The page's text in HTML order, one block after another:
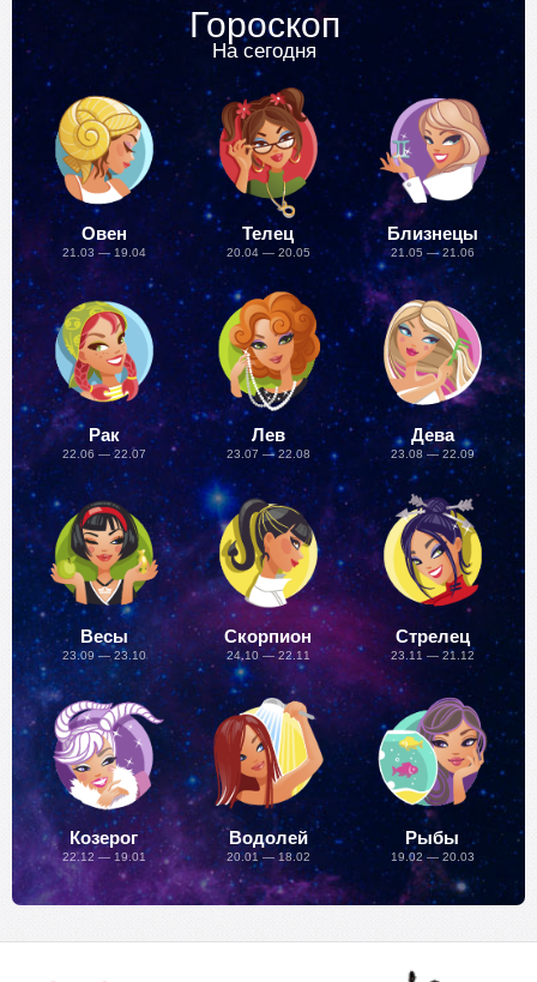
Гороскоп
На сегодня
Овен
21.03 — 19.04
Телец
20.04 — 20.05
Близнецы
21.05 — 21.06
Рак
22.06 — 22.07
Лев
23.07 — 22.08
Дева
23.08 — 22.09
Весы
23.09 — 23.10
Скорпион
24.10 — 22.11
Стрелец
23.11 — 21.12
Козерог
22.12 — 19.01
Водолей
20.01 — 18.02
Рыбы
19.02 — 20.03